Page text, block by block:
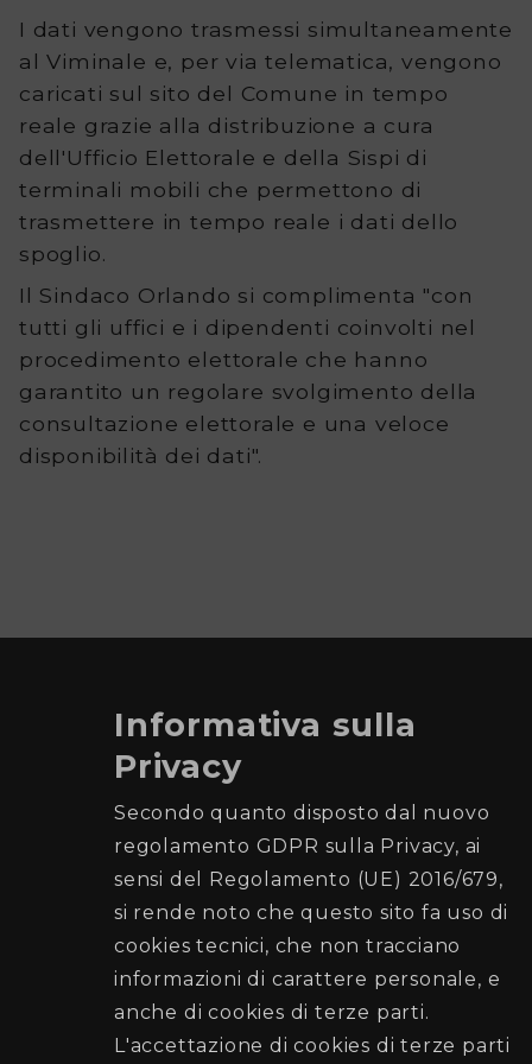
Tutte
le
consultazioni
elettorali
Contatti
I dati vengono trasmessi simultaneamente
al Viminale e, per via telematica, vengono
caricati sul sito del Comune in tempo
reale grazie alla distribuzione a cura
dell'Ufficio Elettorale e della Sispi di
terminali mobili che permettono di
trasmettere in tempo reale i dati dello
spoglio.
Il Sindaco Orlando si complimenta "con
tutti gli uffici e i dipendenti coinvolti nel
procedimento elettorale che hanno
garantito un regolare svolgimento della
consultazione elettorale e una veloce
disponibilità dei dati".
Comune di Palermo
Ufficio Elettorale
Recapiti e Contatti
Stazione Centrale)
Informativa sulla
Privacy
Secondo quanto disposto dal nuovo
regolamento GDPR sulla Privacy, ai
sensi del Regolamento (UE) 2016/679,
si rende noto che questo sito fa uso di
cookies tecnici, che non tracciano
informazioni di carattere personale, e
anche di cookies di terze parti.
L'accettazione di cookies di terze parti